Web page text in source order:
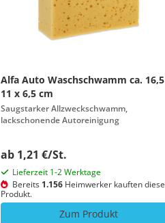
Alfa Auto Waschschwamm ca.
11 x 6,5 cm
Saugstarker Allzweckschwamm,
lackschonende Autoreinigung
ab 1,21 €/St.
Lieferzeit 1-2 Werktage
Bereits 1.156 Heimwerker kauften
Produkt.
Zum Produkt